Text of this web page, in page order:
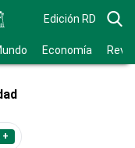
Edición RD
Economía
+